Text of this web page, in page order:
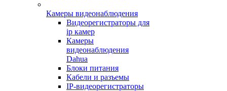
Камеры видеонаблюдения
Видеорегистраторы для
ip камер
Камеры
видеонаблюдения
Dahua
Блоки питания
Кабели и разъемы
IP-видеорегистраторы